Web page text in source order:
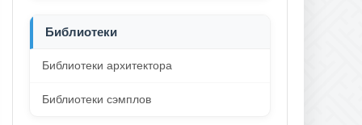
Библиотеки
Библиотеки архитектора
Библиотеки сэмплов